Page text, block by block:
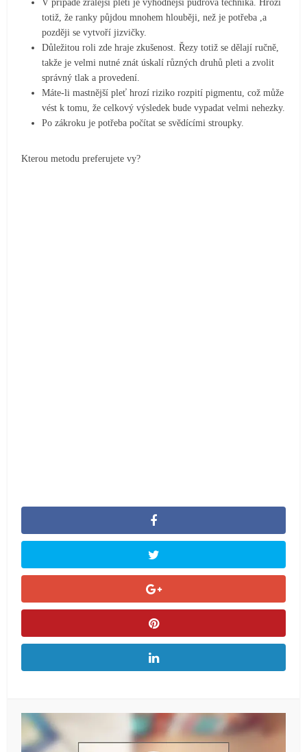
V případě zralejší pleti je výhodnější pudrová technika. Hrozí
totiž, že ranky půjdou mnohem hlouběji, než je potřeba ,a
později se vytvoří jizvičky.
Důležitou roli zde hraje zkušenost. Řezy totiž se dělají ručně,
takže je velmi nutné znát úskalí různých druhů pleti a zvolit
správný tlak a provedení.
Máte-li mastnější pleť hrozí riziko rozpití pigmentu, což může
vést k tomu, že celkový výsledek bude vypadat velmi nehezky.
Po zákroku je potřeba počítat se svědícími stroupky.
Kterou metodu preferujete vy?